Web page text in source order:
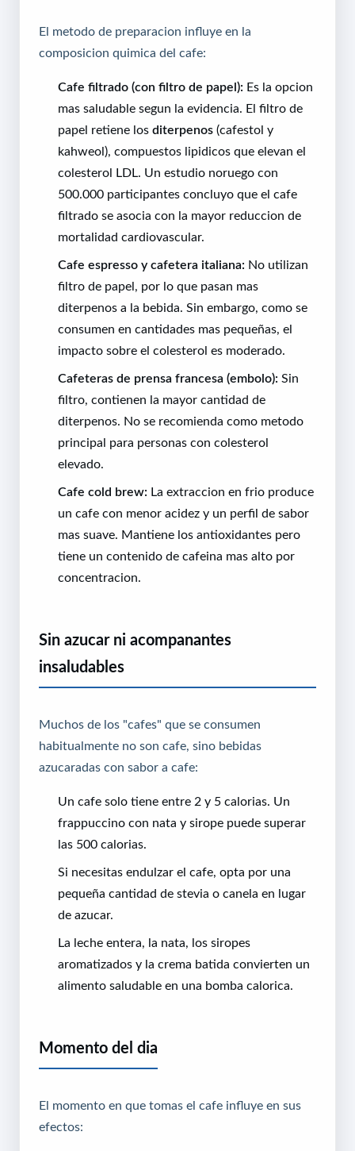
El metodo de preparacion influye en la
composicion quimica del cafe:
Cafe filtrado (con filtro de papel): Es la opcion
mas saludable segun la evidencia. El filtro de
papel retiene los diterpenos (cafestol y
kahweol), compuestos lipidicos que elevan el
colesterol LDL. Un estudio noruego con
500.000 participantes concluyo que el cafe
filtrado se asocia con la mayor reduccion de
mortalidad cardiovascular.
Cafe espresso y cafetera italiana: No utilizan
filtro de papel, por lo que pasan mas
diterpenos a la bebida. Sin embargo, como se
consumen en cantidades mas pequeñas, el
impacto sobre el colesterol es moderado.
Cafeteras de prensa francesa (embolo): Sin
filtro, contienen la mayor cantidad de
diterpenos. No se recomienda como metodo
principal para personas con colesterol
elevado.
Cafe cold brew: La extraccion en frio produce
un cafe con menor acidez y un perfil de sabor
mas suave. Mantiene los antioxidantes pero
tiene un contenido de cafeina mas alto por
concentracion.
Sin azucar ni acompanantes
insaludables
Muchos de los "cafes" que se consumen
habitualmente no son cafe, sino bebidas
azucaradas con sabor a cafe:
Un cafe solo tiene entre 2 y 5 calorias. Un
frappuccino con nata y sirope puede superar
las 500 calorias.
Si necesitas endulzar el cafe, opta por una
pequeña cantidad de stevia o canela en lugar
de azucar.
La leche entera, la nata, los siropes
aromatizados y la crema batida convierten un
alimento saludable en una bomba calorica.
Momento del dia
El momento en que tomas el cafe influye en sus
efectos: